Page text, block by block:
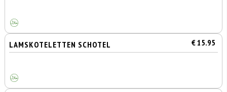
LAMSKOTELETTEN SCHOTEL € 15.95